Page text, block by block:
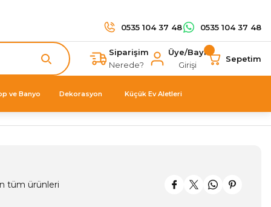
0535 104 37 48 0535 104 37 48
Siparişim
Nerede?
Üye/Bayi
Girişi
Sepetim
ve Banyo Dekorasyon Küçük Ev Aletleri
tüm ürünleri